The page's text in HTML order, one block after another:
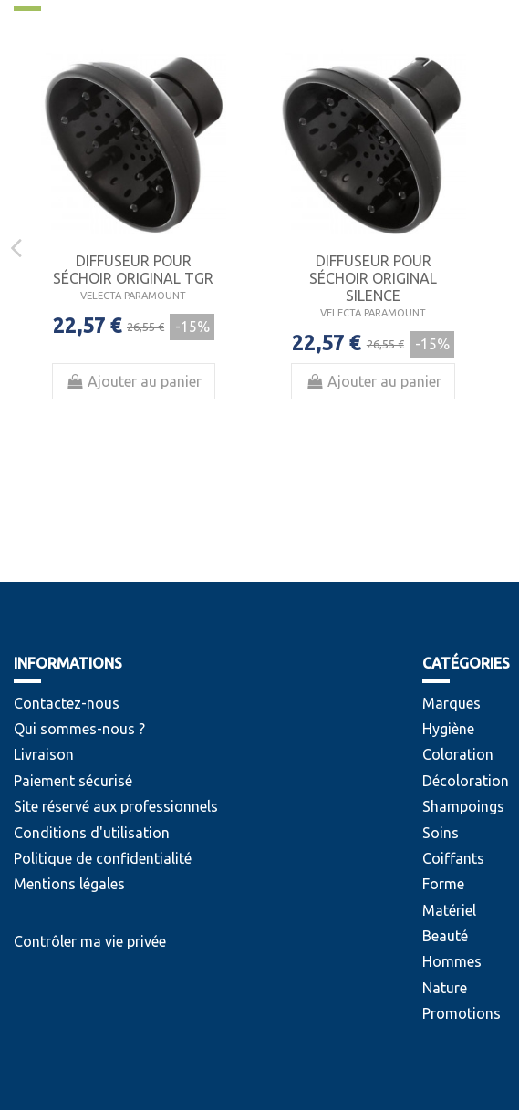
DIFFUSEUR POUR
SÉCHOIR ORIGINAL TGR
VELECTA PARAMOUNT
22,57 € 26,55 € -15%
Ajouter au panier
DIFFUSEUR POUR
SÉCHOIR ORIGINAL
SILENCE
VELECTA PARAMOUNT
22,57 € 26,55 € -15%
Ajouter au panier
INFORMATIONS
Contactez-nous
Qui sommes-nous ?
Livraison
Paiement sécurisé
Site réservé aux professionnels
Conditions d'utilisation
Politique de confidentialité
Mentions légales
Contrôler ma vie privée
CATÉGORIES
Marques
Hygiène
Coloration
Décoloration
Shampoings
Soins
Coiffants
Forme
Matériel
Beauté
Hommes
Nature
Promotions